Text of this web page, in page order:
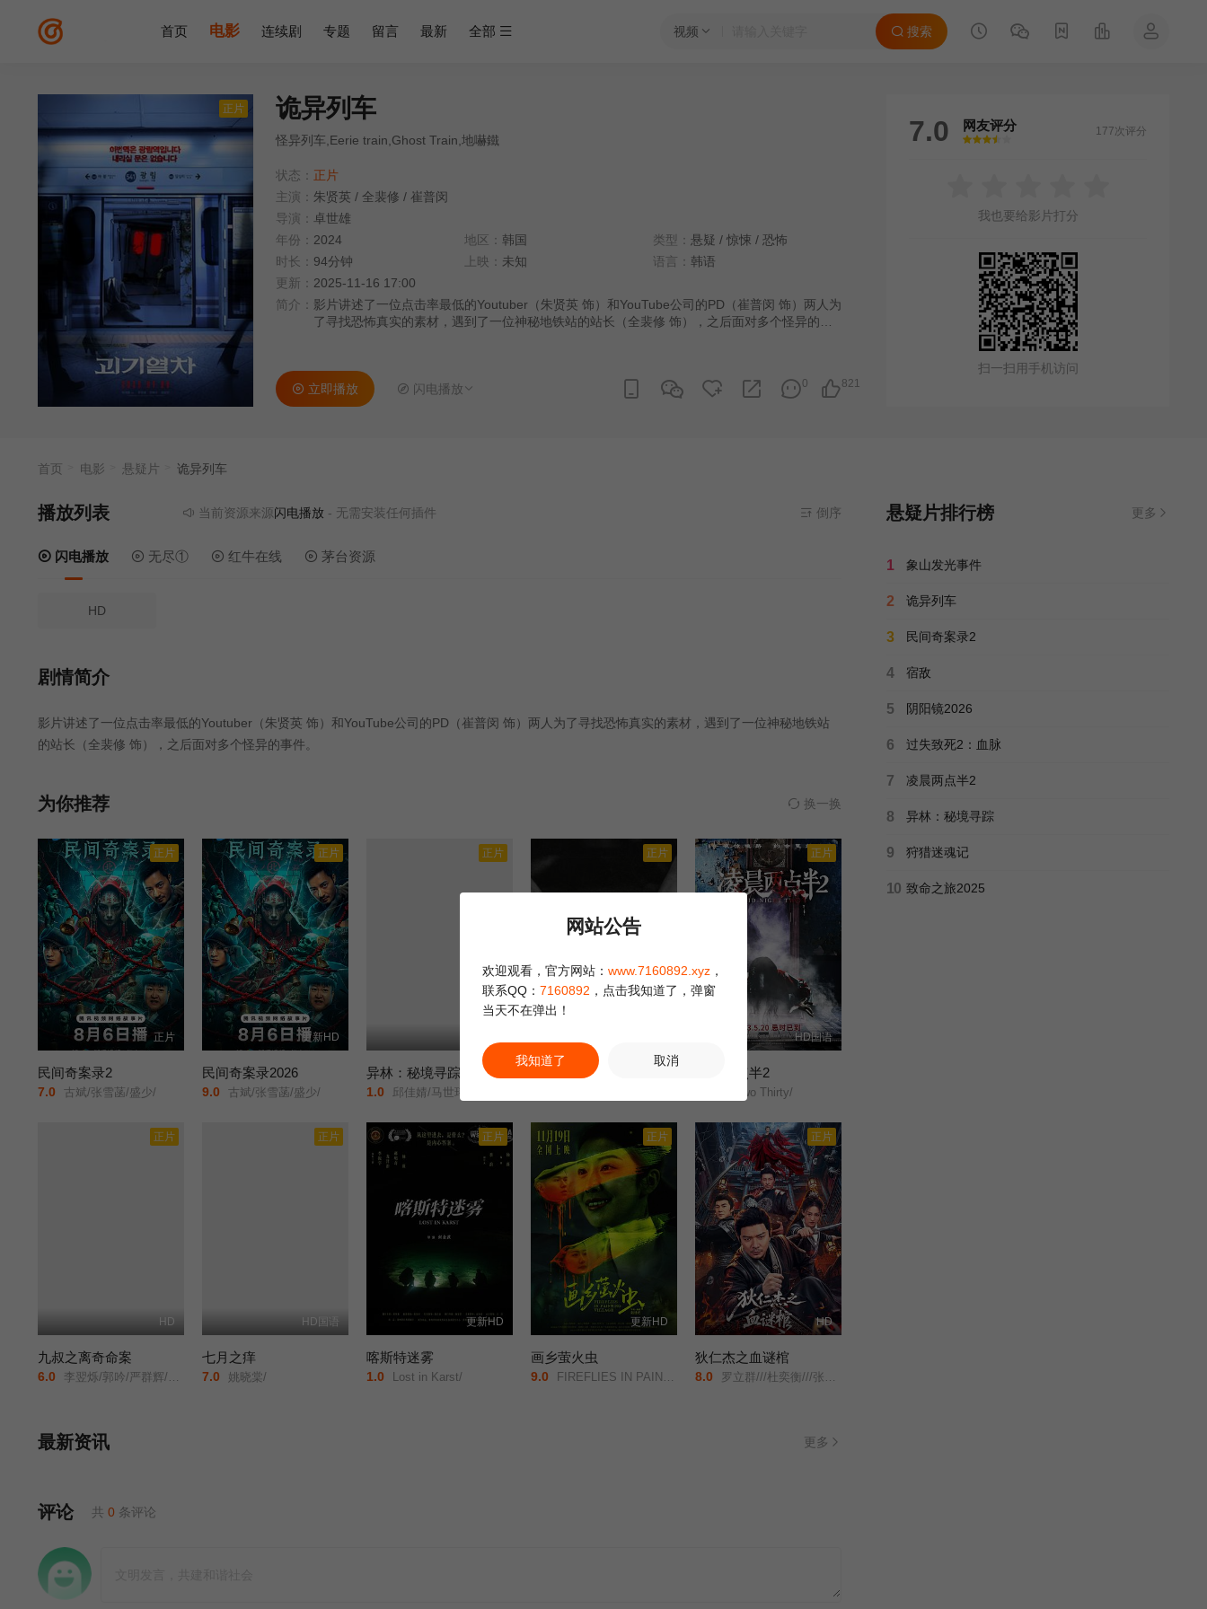
视频 搜索
首页 电影 连续剧 专题 留言 最新 全部
正片 诡异列车
怪异列车,Eerie train,Ghost Train,地嚇鐵
状态： 正片
主演： 朱贤英 / 全裴修 / 崔普闵
导演： 卓世雄
年份： 2024 地区： 韩国 类型： 悬疑 / 惊悚 / 恐怖
时长： 94分钟 上映： 未知 语言： 韩语
更新： 2025-11-16 17:00
简介： 影片讲述了一位点击率最低的Youtuber（朱贤英 饰）和YouTube公司的PD（崔普闵 饰）两人为
了寻找恐怖真实的素材，遇到了一位神秘地铁站的站长（全裴修 饰），之后面对多个怪异的事
821
0
立即播放 闪电播放
7.0 网友评分
很差
较差还行推荐力荐
177次评分
我也要给影片打分
扫一扫用手机访问
首页 电影 悬疑片 诡异列车
播放列表 当前资源来源 闪电播放- 无需安装任何插件 倒序
闪电播放 无尽① 红牛在线 茅台资源
HD
剧情简介
影片讲述了一位点击率最低的Youtuber（朱贤英 饰）和YouTube公司的PD（崔普闵 饰）两人为了寻找恐怖真实的素材，遇到了一位神秘地铁站
的站长（全裴修 饰），之后面对多个怪异的事件。
为你推荐 换一换
正片
正片
民间奇案录2
7.0 古斌/张雪菡/盛少/
正片
更新HD
民间奇案录2026
9.0 古斌/张雪菡/盛少/
正片
异林：秘境寻踪
1.0 邱佳婧/马世玮/马明宇/刘春霞/
正片 正片
HD国语
凌晨两点半2
At Two Thirty/
正片
HD
九叔之离奇命案
6.0 李翌烁/郭吟/严群辉/韩梦武/刘占领/
正片
HD国语
七月之痒
7.0 姚晓棠/
正片
更新HD
喀斯特迷雾
1.0 Lost in Karst/
正片
更新HD
画乡萤火虫
9.0 FIREFLIES IN PAINTING VILLAGE/
正片
HD
狄仁杰之血谜棺
8.0 罗立群///杜奕衡///张成凯///刘芯予///侍宣如///顾旭希///胡竞予///陈心怡///王安妮///梁家智///查雨馨/
最新资讯 更多
评论 共 0 条评论
悬疑片排行榜 更多
1 象山发光事件
2 诡异列车
3 民间奇案录2
4 宿敌
5 阴阳镜2026
6 过失致死2：血脉
7 凌晨两点半2
8 异林：秘境寻踪
9 狩猎迷魂记
10 致命之旅2025
网站公告
欢迎观看，官方网站： www.7160892.xyz ，
联系QQ： 7160892 ，点击我知道了，弹窗
当天不在弹出！
我知道了 取消